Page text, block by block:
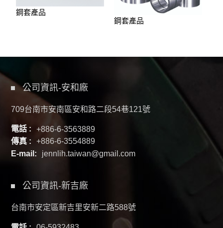
鋼套產品
鋼套產品
公司資訊-安和廠
709台南市安南區安和路二段54巷121號
電話 :
+886-6-3563889
傳真 :
+886-6-3554889
E-mail:
jennlih.taiwan@gmail.com
公司資訊-新吉廠
台南市安定區新吉里安新二路588號